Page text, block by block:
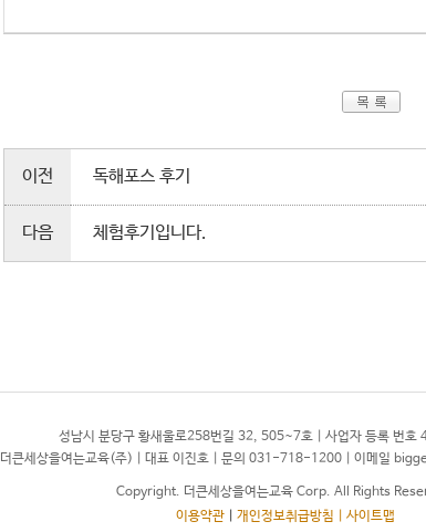
이전 독해포스 후기
다음 체험후기입니다.
성남시 분당구 황새울로258번길 32, 505~7호 | 사업자 등록 번
더큰세상을여는교육(주) | 대표 이진호 | 문의 031-718-1200 | 이메일
Copyright. 더큰세상을여는교육 Corp. All Rights
이용약관
개인정보취급방침 | 사이트맵